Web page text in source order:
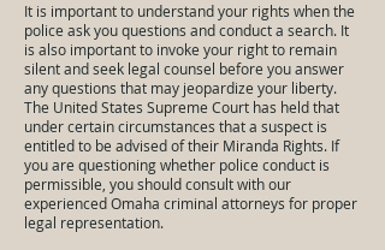
It is important to understand your rights when the
police ask you questions and conduct a search. It
is also important to invoke your right to remain
silent and seek legal counsel before you answer
any questions that may jeopardize your liberty.
The United States Supreme Court has held that
under certain circumstances that a suspect is
entitled to be advised of their Miranda Rights. If
you are questioning whether police conduct is
permissible, you should consult with our
experienced Omaha criminal attorneys for proper
legal representation.